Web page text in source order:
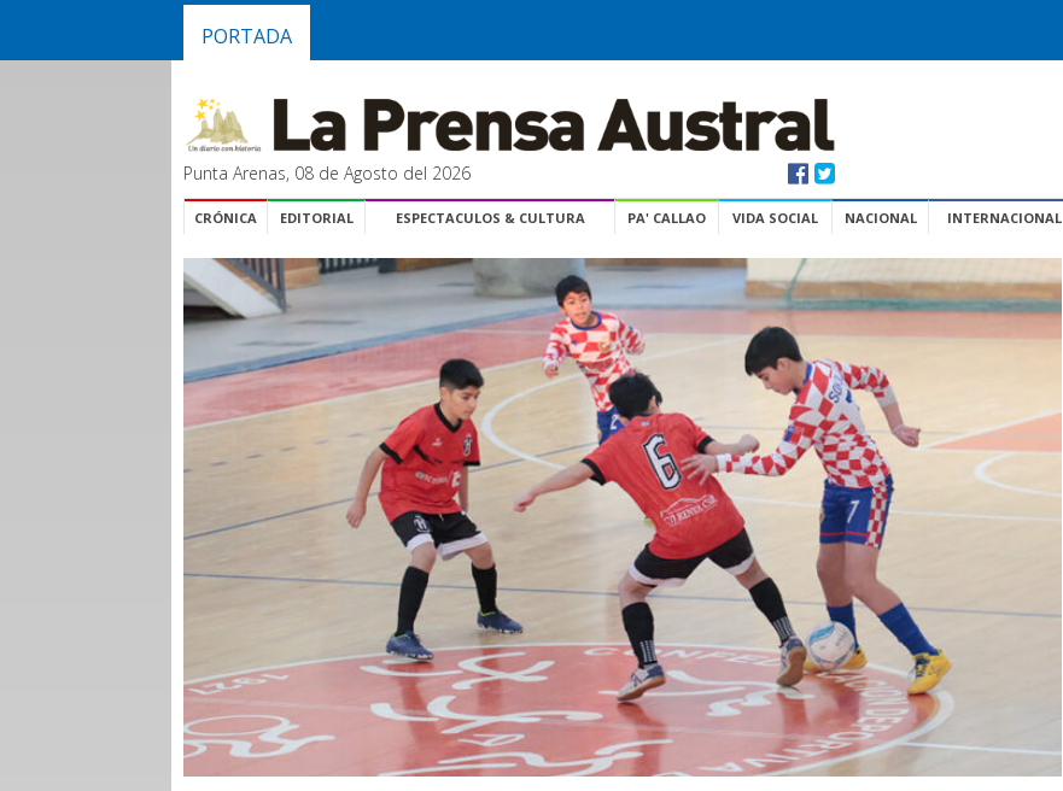
PORTADA
Punta Arenas, 08 de Agosto del 2026
CRÓNICA EDITORIAL ESPECTACULOS & CULTURA PA' CALLAO VIDA SOCIAL NACIONAL INTERNACIONAL